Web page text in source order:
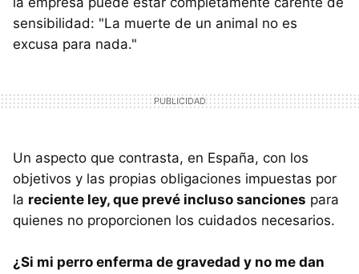
sensibilidad: "La muerte de un animal no es
excusa para nada."
Un aspecto que contrasta, en España, con los
objetivos y las propias obligaciones impuestas por
la reciente ley, que prevé incluso sanciones para
quienes no proporcionen los cuidados necesarios.
¿Si mi perro enferma de gravedad y no me dan